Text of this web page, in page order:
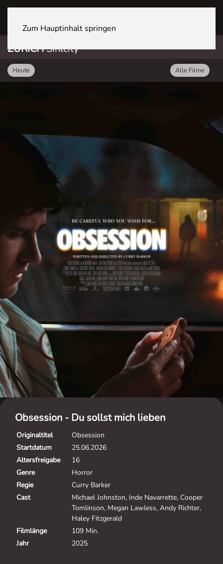
Zum Hauptinhalt springen
ZÜRICHSihlcity
Heute Alle Filme
Obsession - Du sollst mich lieben
Originaltitel
Obsession
Startdatum
25.06.2026
Altersfreigabe
16
Genre
Horror
Regie
Curry Barker
Cast
Michael Johnston, Inde Navarrette, Cooper
Tomlinson, Megan Lawless, Andy Richter,
Haley Fitzgerald
Filmlänge
109 Min.
Jahr
2025